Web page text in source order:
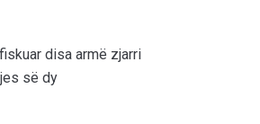
disa armë zjarri
së dy